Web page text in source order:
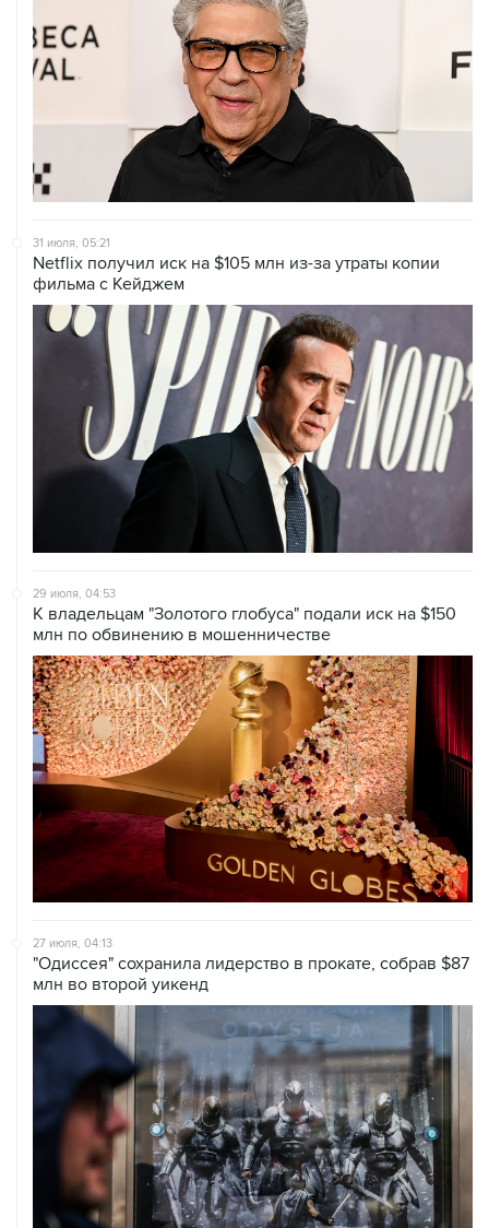
31 июля, 05:21
Netflix получил иск на $105 млн из-за утраты копии
фильма с Кейджем
29 июля, 04:53
К владельцам "Золотого глобуса" подали иск на $150
млн по обвинению в мошенничестве
27 июля, 04:13
"Одиссея" сохранила лидерство в прокате, собрав $87
млн во второй уикенд